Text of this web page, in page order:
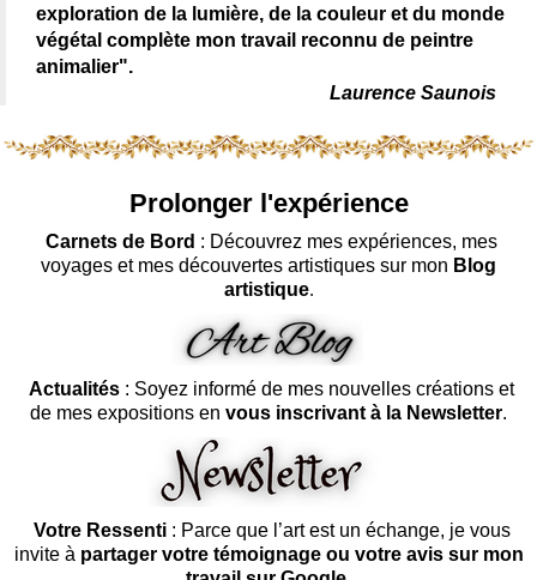
exploration de la lumière, de la couleur et du monde
végétal complète mon travail reconnu de peintre
animalier".
Laurence Saunois
Prolonger l'expérience
Carnets de Bord : Découvrez mes expériences, mes
voyages et mes découvertes artistiques sur mon Blog
artistique.
Actualités : Soyez informé de mes nouvelles créations et
de mes expositions en vous inscrivant à la Newsletter.
Votre Ressenti: Parce que l’art est un échange, je vous
invite à partager votre témoignage ou votre avis sur mon